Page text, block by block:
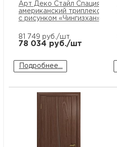
Арт Деко Стайл Спация-3
американский триплекс
с рисунком «Чингизхан»
81 749 руб./шт
78 034 руб./шт
Подробнее...